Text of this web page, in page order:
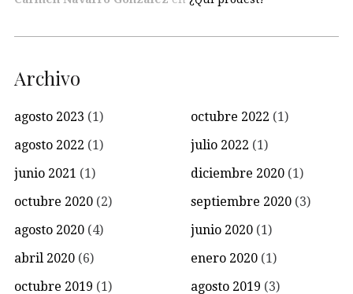
Archivo
agosto 2023 (1) octubre 2022 (1)
agosto 2022 (1) julio 2022 (1)
junio 2021 (1) diciembre 2020 (1)
octubre 2020 (2) septiembre 2020 (3)
agosto 2020 (4) junio 2020 (1)
abril 2020 (6) enero 2020 (1)
octubre 2019 (1) agosto 2019 (3)